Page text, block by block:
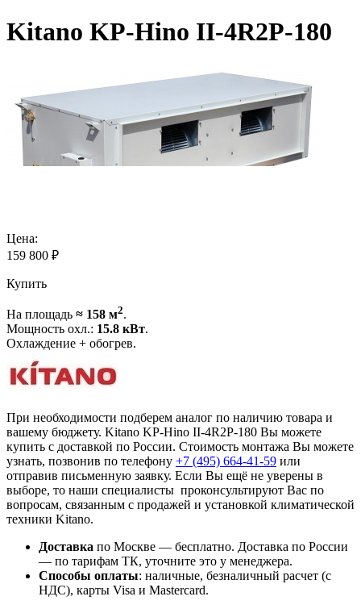
Kitano KP-Hino II-4R2P-180
Цена:
159 800 ₽
Купить
На площадь ≈ 158 м2.
Мощность охл.: 15.8 кВт.
Охлаждение + обогрев.
При необходимости подберем аналог по наличию товара и
вашему бюджету. Kitano KP-Hino II-4R2P-180 Вы можете
купить с доставкой по России. Стоимость монтажа Вы можете
узнать, позвонив по телефону +7 (495) 664-41-59 или
отправив письменную заявку. Если Вы ещё не уверены в
выборе, то наши специалисты проконсультируют Вас по
вопросам, связанным с продажей и установкой климатической
техники Kitano.
Доставка по Москве — бесплатно. Доставка по России
— по тарифам ТК, уточните это у менеджера.
Способы оплаты: наличные, безналичный расчет (с
НДС), карты Visa и Mastercard.